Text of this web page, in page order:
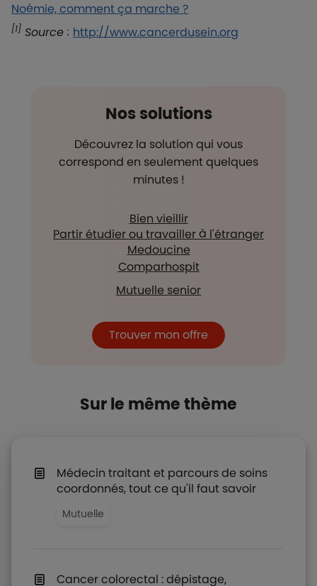
Noémie, comment ça marche ?
[1] Source : http://www.cancerdusein.org
Nos solutions
Découvrez la solution qui vous
correspond en seulement quelques
minutes !
Bien vieillir
Partir étudier ou travailler à l'étranger
Medoucine
Comparhospit
Mutuelle senior
Trouver mon offre
Sur le même thème
Médecin traitant et parcours de soins
coordonnés, tout ce qu'il faut savoir
Mutuelle
Cancer colorectal : dépistage,